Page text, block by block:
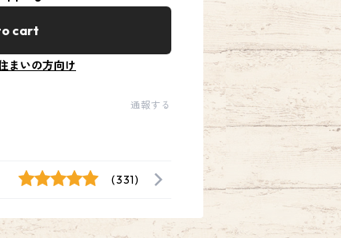
cart
まいの方向け
通報する
(331)